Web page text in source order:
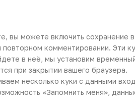
вы можете включить сохранение
комментировании. Эти
в неё, мы установим
при закрытии вашего браузера.
несколько куки с данными
«Запомнить меня»,